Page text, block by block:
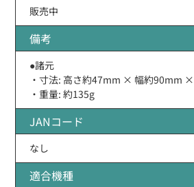
販売中
備考
●諸元
・寸法: 高さ約47mm × 幅約90mm
・重量: 約135g
JANコード
なし
適合機種